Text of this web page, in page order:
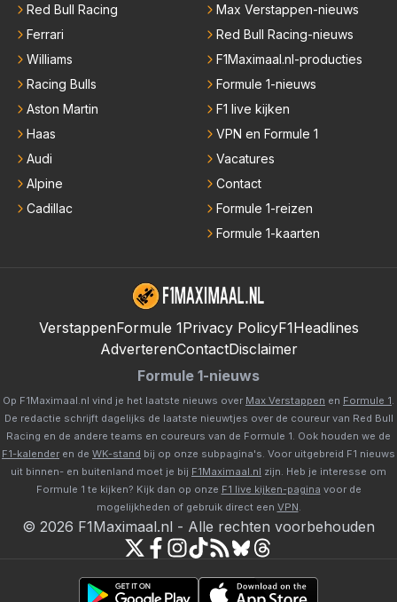
Red Bull Racing
Ferrari
Williams
Racing Bulls
Aston Martin
Haas
Audi
Alpine
Cadillac
Max Verstappen-nieuws
Red Bull Racing-nieuws
F1Maximaal.nl-producties
Formule 1-nieuws
F1 live kijken
VPN en Formule 1
Vacatures
Contact
Formule 1-reizen
Formule 1-kaarten
VerstappenFormule 1Privacy PolicyF1Headlines
AdverterenContactDisclaimer
Formule 1-nieuws
Op F1Maximaal.nl vind je het laatste nieuws over Max Verstappen en Formule 1.
De redactie schrijft dagelijks de laatste nieuwtjes over de coureur van Red Bull
Racing en de andere teams en coureurs van de Formule 1. Ook houden we de
F1-kalender en de WK-stand bij op onze subpagina's. Voor uitgebreid F1 nieuws
uit binnen- en buitenland moet je bij F1Maximaal.nl zijn. Heb je interesse om
Formule 1 te kijken? Kijk dan op onze F1 live kijken-pagina voor de
mogelijkheden of gebruik direct een VPN.
© 2026 F1Maximaal.nl - Alle rechten voorbehouden